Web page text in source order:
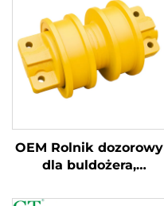
OEM Rolnik dozorowy
dla buldożera,
E320 EC210 D6D D85